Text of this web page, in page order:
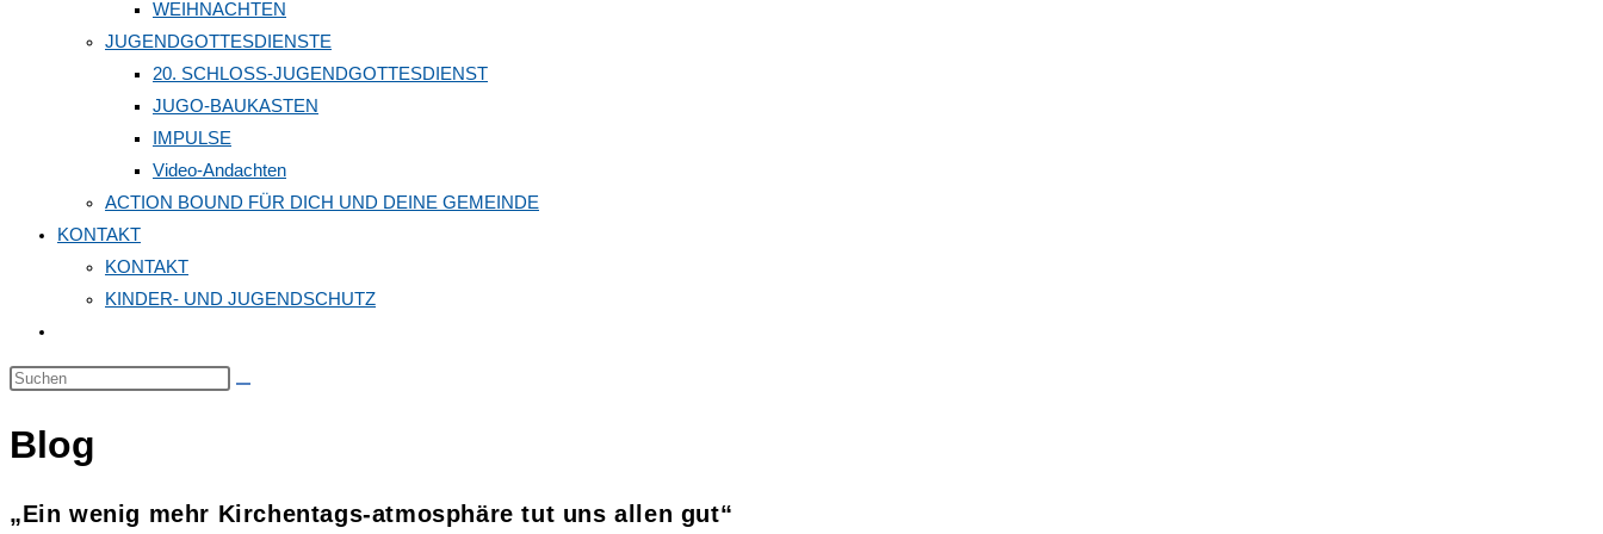
WEIHNACHTEN
JUGENDGOTTESDIENSTE
20. SCHLOSS-JUGENDGOTTESDIENST
JUGO-BAUKASTEN
IMPULSE
Video-Andachten
ACTION BOUND FÜR DICH UND DEINE GEMEINDE
KONTAKT
KONTAKT
KINDER- UND JUGENDSCHUTZ
Suche
umschalten
Diese
durchsuchen
Blog
„Ein wenig mehr Kirchentags-atmosphäre tut uns allen gut“